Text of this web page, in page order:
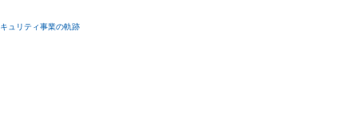
ュリティ事業の軌跡